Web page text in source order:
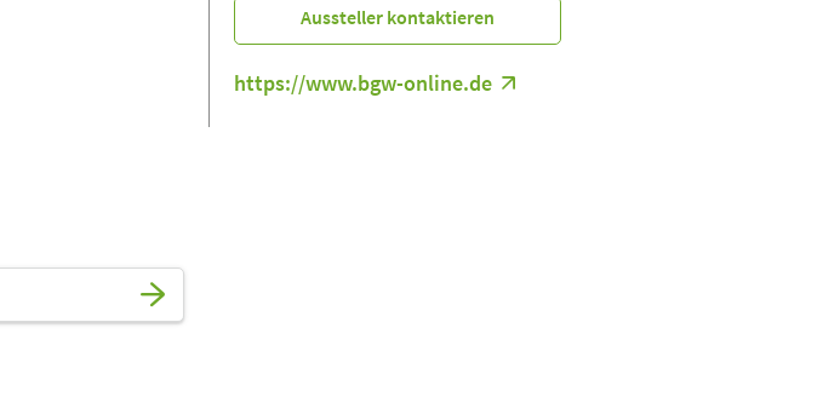
Aussteller kontaktieren
https://www.bgw-online.de